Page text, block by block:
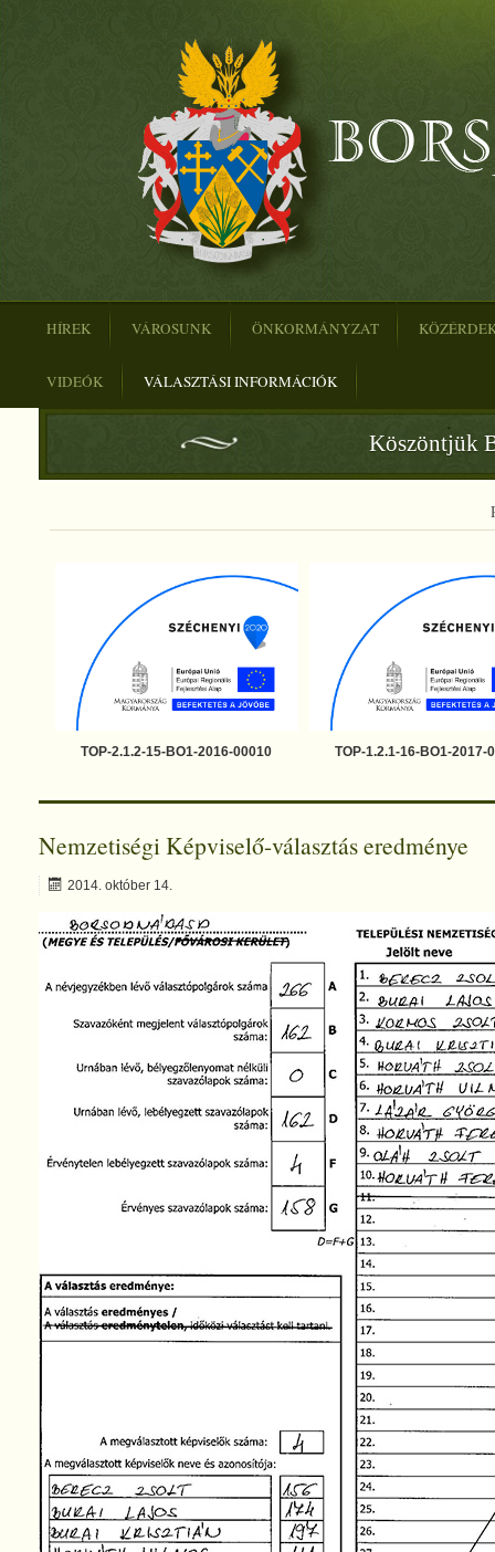
HÍREK VÁROSUNK ÖNKORMÁNYZAT
VIDEÓK VÁLASZTÁSI INFORMÁCIÓK
Köszöntjük
TOP-2.1.2-15-BO1-2016-00010 TOP-1.2.1-16-BO1-2017-
Nemzetiségi Képviselő-választás eredménye
2014. október 14.